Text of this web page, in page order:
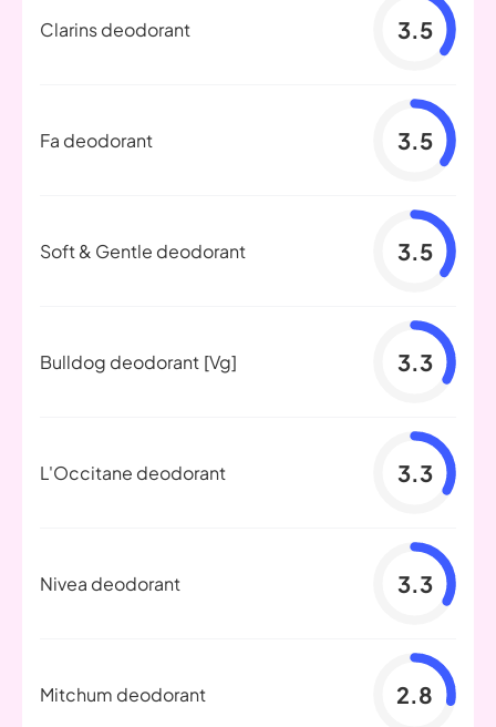
Clarins deodorant 3.5
Fa deodorant 3.5
Soft & Gentle deodorant 3.5
Bulldog deodorant [Vg] 3.3
L'Occitane deodorant 3.3
Nivea deodorant 3.3
Mitchum deodorant 2.8